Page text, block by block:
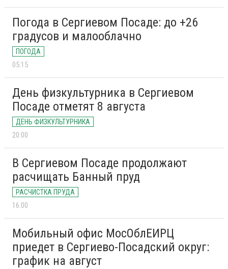
Погода в Сергиевом Посаде: до +26
градусов и малооблачно
ПОГОДА
05:15
День физкультурника в Сергиевом
Посаде отметят 8 августа
ДЕНЬ ФИЗКУЛЬТУРНИКА
20:00
В Сергиевом Посаде продолжают
расчищать Банный пруд
РАСЧИСТКА ПРУДА
16:00
Мобильный офис МосОблЕИРЦ
приедет в Сергиево-Посадский округ:
график на август